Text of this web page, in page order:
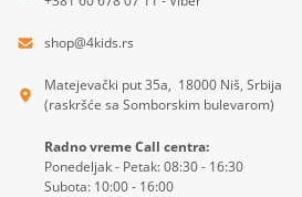
shop@4kids.rs
Matejevački put 35a, 18000 Niš, Srbija
(raskršće sa Somborskim bulevarom)
Radno vreme Call centra:
Ponedeljak - Petak: 08:30 - 16:30
Subota: 10:00 - 16:00